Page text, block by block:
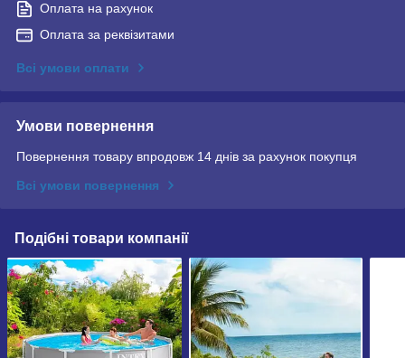
Оплата на рахунок
Оплата за реквізитами
Всі умови оплати
Умови повернення
Повернення товару впродовж 14 днів за рахунок покупця
Всі умови повернення
Подібні товари компанії